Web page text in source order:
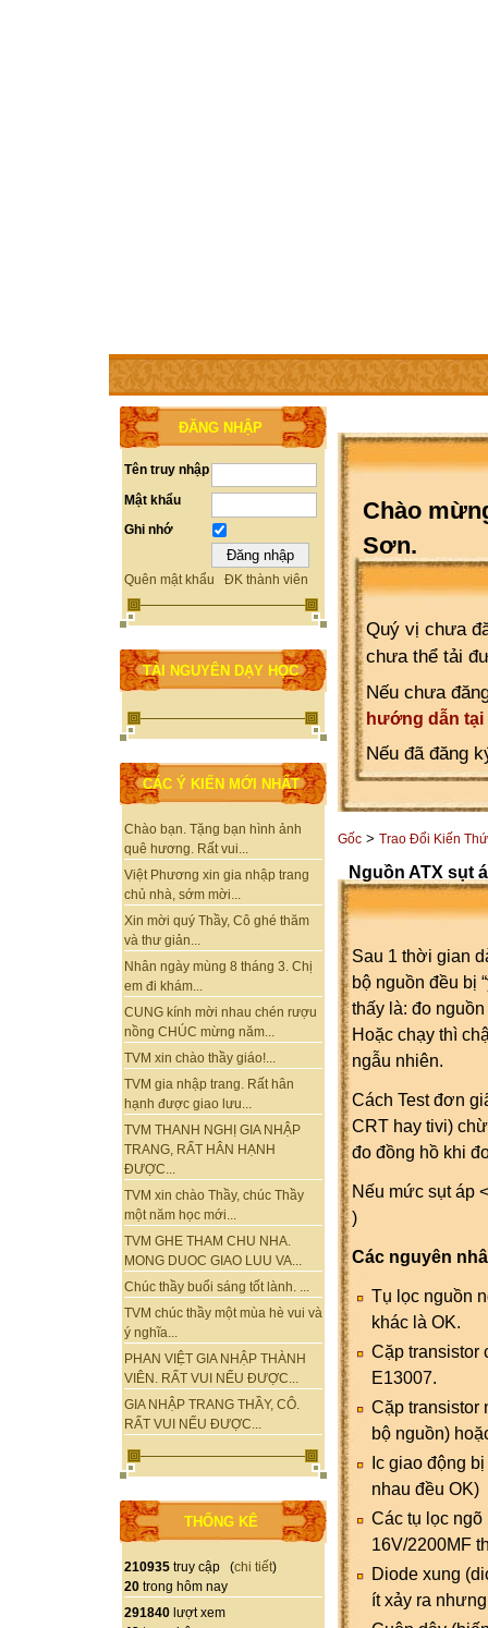
TRANG CHỦ THÀNH VIÊN TRỢ GIÚP WEBSITE
ĐĂNG NHẬP
Tên truy nhập
Mật khẩu
Ghi nhớ
Quên mật khẩu ĐK thành viên
TÀI NGUYÊN DẠY HỌC
CÁC Ý KIẾN MỚI NHẤT
Chào bạn. Tặng bạn hình ảnh
quê hương. Rất vui...
Việt Phương xin gia nhập trang
chủ nhà, sớm mời...
Xin mời quý Thầy, Cô ghé thăm
và thư giản...
Nhân ngày mùng 8 tháng 3. Chị
em đi khám...
CUNG kính mời nhau chén rượu
nồng CHÚC mừng năm...
TVM xin chào thầy giáo!...
TVM gia nhập trang. Rất hân
hạnh được giao lưu...
TVM THANH NGHỊ GIA NHẬP
TRANG, RẤT HÂN HẠNH
ĐƯỢC...
TVM xin chào Thầy, chúc Thầy
một năm học mới...
TVM GHE THAM CHU NHA.
MONG DUOC GIAO LUU VA...
Chúc thầy buổi sáng tốt lành. ...
TVM chúc thầy một mùa hè vui và
ý nghĩa...
PHAN VIỆT GIA NHẬP THÀNH
VIÊN. RẤT VUI NẾU ĐƯỢC...
GIA NHẬP TRANG THẦY, CÔ.
RẤT VUI NẾU ĐƯỢC...
THỐNG KÊ
210935 truy cập (chi tiết)
20 trong hôm nay
291840 lượt xem
Chào
Sơn.
Quý vị chưa
chưa thể tải
Nếu chưa
hướng dẫn tại
Nếu đã đăng
Gốc > Trao Đổi Kiến
Nguồn ATX sụt
Sau 1 thời gian
bộ nguồn đều bị
thấy là: đo
Hoặc chạy thì
ngẫu nhiên.
Cách Test đơn
CRT hay tivi)
đo đồng hồ khi
Nếu mức sụt áp
)
Các nguyên
Tụ lọc nguồn
khác là OK.
Cặp transistor
E13007.
Cặp transistor
bộ nguồn)
Ic giao động
nhau đều OK)
Các tụ lọc ngõ
16V/2200MF
Diode xung
ít xảy ra